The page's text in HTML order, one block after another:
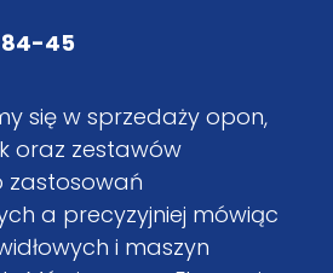
84-45
się w sprzedaży opon,
oraz zestawów
zastosowań
a precyzyjniej mówiąc
i maszyn